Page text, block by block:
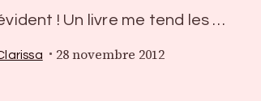
! Un livre me tend les …
28 novembre 2012